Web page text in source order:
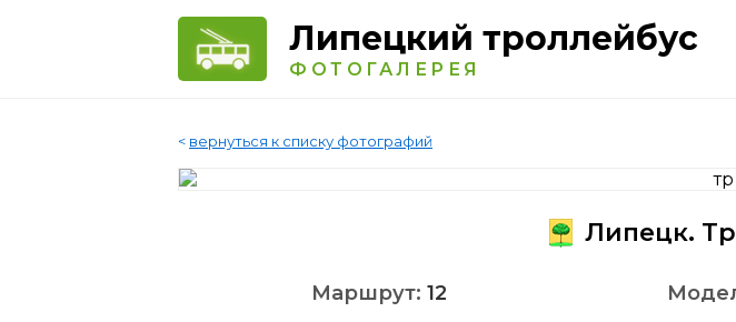
Липецкий троллейбус
ФОТОГАЛЕРЕЯ
< вернуться к списку фотографий
Липецк.
Маршрут: 12